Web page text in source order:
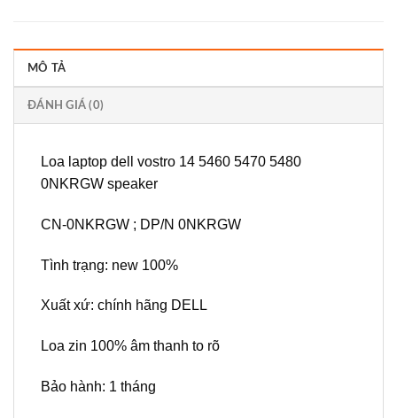
MÔ TẢ
ĐÁNH GIÁ (0)
Loa laptop dell vostro 14 5460 5470 5480
0NKRGW speaker
CN-0NKRGW ; DP/N 0NKRGW
Tình trạng: new 100%
Xuất xứ: chính hãng DELL
Loa zin 100% âm thanh to rõ
Bảo hành: 1 tháng